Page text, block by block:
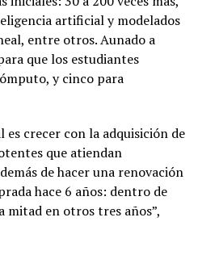
artificial y modelados
entre otros. Aunado a
que los estudiantes
y cinco para
crecer con la adquisición de
que atiendan
de hacer una renovación
hace 6 años: dentro de
mitad en otros tres años”,